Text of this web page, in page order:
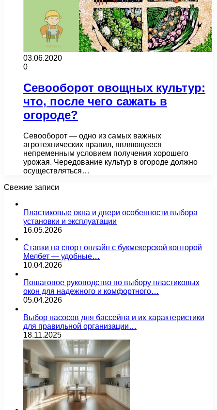
03.06.2020
0
Севооборот овощных культур:
что, после чего сажать в
огороде?
Севооборот — одно из самых важных
агротехнических правил, являющееся
непременным условием получения хорошего
урожая. Чередование культур в огороде должно
осуществляться…
Свежие записи
Пластиковые окна и двери особенности выбора
установки и эксплуатации
16.05.2026
Ставки на спорт онлайн с букмекерской конторой
Мелбет — удобные…
10.04.2026
Пошаговое руководство по выбору пластиковых
окон для надежного и комфортного…
05.04.2026
Выбор насосов для бассейна и их характеристики
для правильной организации…
18.11.2025